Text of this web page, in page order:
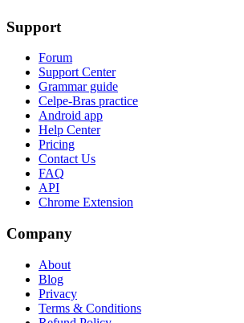
Support
Forum
Support Center
Grammar guide
Celpe-Bras practice
Android app
Help Center
Pricing
Contact Us
FAQ
API
Chrome Extension
Company
About
Blog
Privacy
Terms & Conditions